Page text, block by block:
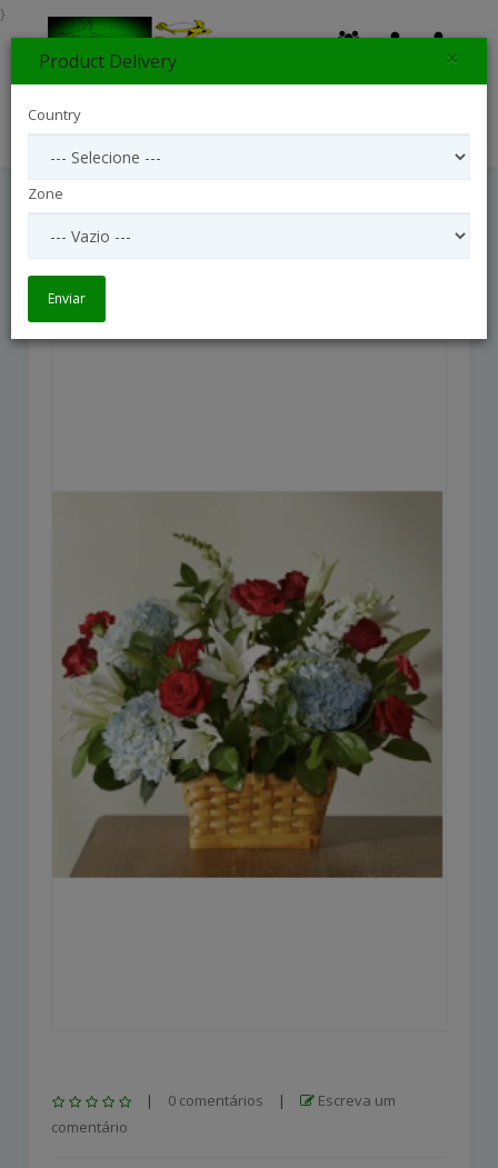
Greater Glory Basket
| 0 comentários |
Escreva um
comentário
}
Product Delivery ×
Country
Zone
Enviar